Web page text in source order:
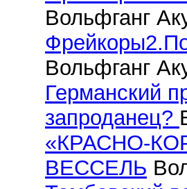
Вольфганг
Вольфганг
Германский
запроданец?
«КРАСНО-
ВЕССЕЛЬ